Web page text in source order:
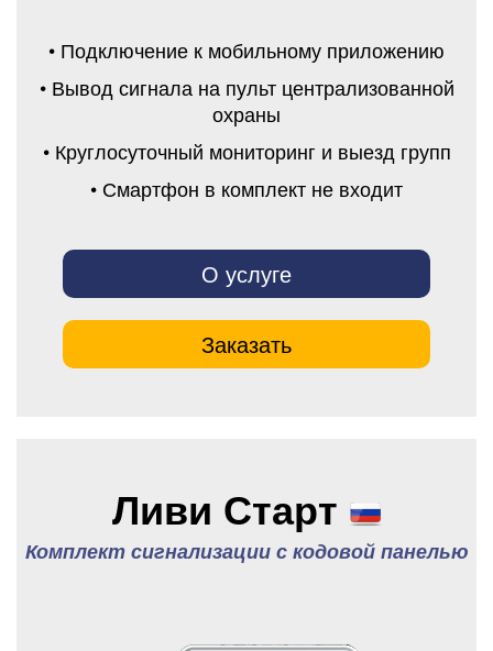
• Подключение к мобильному приложению
• Вывод сигнала на пульт централизованной
охраны
• Круглосуточный мониторинг и выезд групп
• Смартфон в комплект не входит
О услуге
Заказать
Ливи Старт
Комплект сигнализации с кодовой панелью